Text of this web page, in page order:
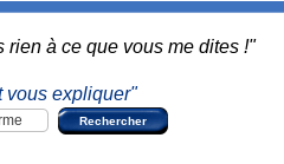
rien à ce que vous me dites !"
vous expliquer"